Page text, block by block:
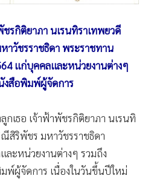
ชรกิติยาภา นเรนทิราเทพยวดี
าวัชรราชธิดา พระราชทาน
แก่บุคคลและหน่วยงานต่างๆ
งสือพิมพ์ผู้จัดการ
กเธอ เจ้าฟ้าพัชรกิติยาภา นเรนทิ
สิริพัชร มหาวัชรราชธิดา
ะหน่วยงานต่างๆ รวมถึง
พ์ผู้จัดการ เนื่องในวันขึ้นปีใหม่